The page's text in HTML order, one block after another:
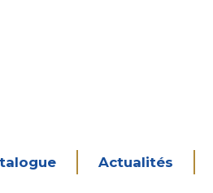
Actualités